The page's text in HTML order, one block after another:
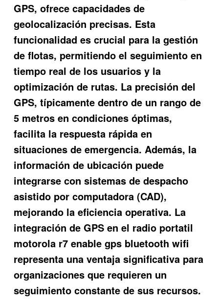
GPS, ofrece capacidades de
geolocalización precisas. Esta
funcionalidad es crucial para la gestión
de flotas, permitiendo el seguimiento en
tiempo real de los usuarios y la
optimización de rutas. La precisión del
GPS, típicamente dentro de un rango de
5 metros en condiciones óptimas,
facilita la respuesta rápida en
situaciones de emergencia. Además, la
información de ubicación puede
integrarse con sistemas de despacho
asistido por computadora (CAD),
mejorando la eficiencia operativa. La
integración de GPS en el radio portatil
motorola r7 enable gps bluetooth wifi
representa una ventaja significativa para
organizaciones que requieren un
seguimiento constante de sus recursos.